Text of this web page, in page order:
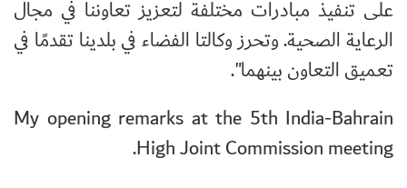
على تنفيذ مبادرات مختلفة لتعزيز تعاوننا في مجال
الرعاية الصحية. وتحرز وكالتا الفضاء في بلدينا تقدمًا في
تعميق التعاون بينهما".
My opening remarks at the 5th India-Bahrain
High Joint Commission meeting.